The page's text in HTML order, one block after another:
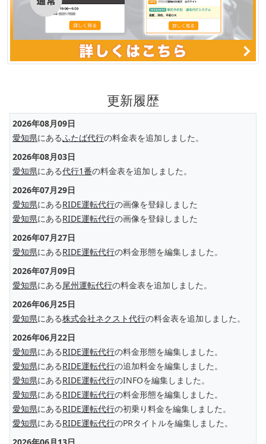
更新履歴
2026年08月09日
愛知県にあるふたば代行の料金表を追加しました。
2026年08月03日
愛知県にある代行1番の料金表を追加しました。
2026年07月29日
愛知県にあるRIDE運転代行の画像を登録しました
愛知県にあるRIDE運転代行の画像を登録しました
2026年07月27日
愛知県にあるRIDE運転代行の料金形態を編集しました。
2026年07月09日
愛知県にある尾州運転代行の料金表を追加しました。
2026年06月25日
愛知県にある株式会社ネクスト代行の料金表を追加しました。
2026年06月22日
愛知県にあるRIDE運転代行の料金形態を編集しました。
愛知県にあるRIDE運転代行の追加料金を編集しました。
愛知県にあるRIDE運転代行のINFOを編集しました。
愛知県にあるRIDE運転代行の料金形態を編集しました。
愛知県にあるRIDE運転代行の初乗り料金を編集しました。
愛知県にあるRIDE運転代行のPRタイトルを編集しました。
2026年06月13日